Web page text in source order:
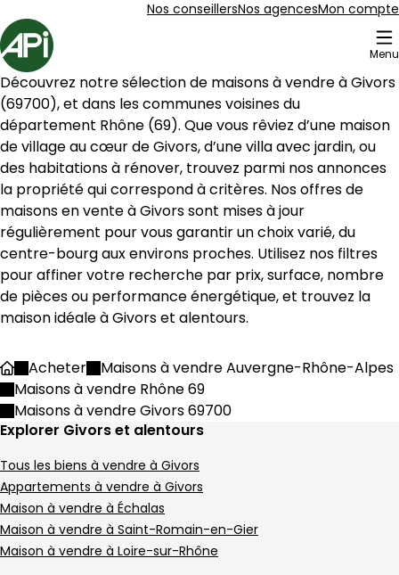
Nos conseillersNos agencesMon compte
Accueil
Menu
6 Maisons à vendre à Givors (69700)
57 m² 3 pièces Givors
Aller à l'image1
Aller à l'image2
Aller à l'image3
Aller à l'image4
Aller à l'image5
125 000 €
Givors - 69700
Maison • 3 pièces • 57 m²
DPE :
E 1 chambre
Terrain 32 m²
149 m² 5 pièces Givors
Aller à l'image1
Aller à l'image 2
Aller à l'image 3
Aller à l'image 4
Aller à l'image5
Découvrez notre sélection de maisons à vendre à Givors
(69700), et dans les communes voisines du
département Rhône (69). Que vous rêviez d’une maison
de village au cœur de Givors, d’une villa avec jardin, ou
des habitations à rénover, trouvez parmi nos annonces
la propriété qui correspond à critères. Nos offres de
maisons en vente à Givors sont mises à jour
régulièrement pour vous garantir un choix varié, du
centre-bourg aux environs proches. Utilisez nos filtres
pour affiner votre recherche par prix, surface, nombre
de pièces ou performance énergétique, et trouvez la
maison idéale à Givors et alentours.
AccueilAcheter
Maisons à vendre Auvergne-Rhône-Alpes
Maisons à vendre Rhône 69
Maisons à vendre Givors 69700
Explorer Givors et alentours
Tous les biens à vendre à Givors
Appartements à vendre à Givors
Maison à vendre à Échalas
Maison à vendre à Saint-Romain-en-Gier
Maison à vendre à Loire-sur-Rhône